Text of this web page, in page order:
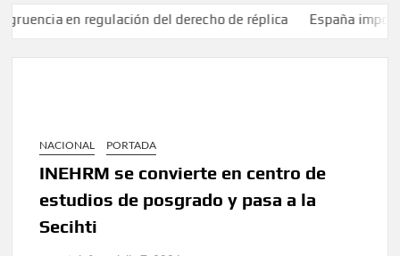
en regulación del derecho de réplica España impone
NACIONAL PORTADA
INEHRM se convierte en centro de
estudios de posgrado y pasa a la
Secihti